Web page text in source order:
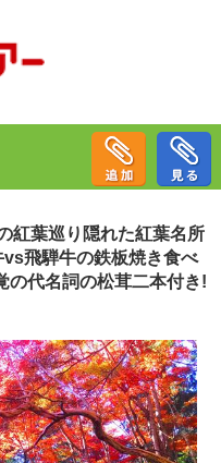
紅葉巡り隠れた紅葉名所
vs飛騨牛の鉄板焼き食べ
代名詞の松茸二本付き!